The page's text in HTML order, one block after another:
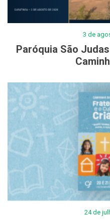
3 de
Paróquia São
24 de